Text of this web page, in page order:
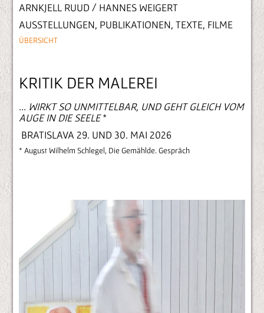
ARNKJELL RUUD / HANNES WEIGERT
AUSSTELLUNGEN, PUBLIKATIONEN, TEXTE, FILME
ÜBERSICHT
KRITIK DER MALEREI
... WIRKT SO UNMITTELBAR, UND GEHT GLEICH VOM
AUGE IN DIE SEELE*
BRATISLAVA 29. UND 30. MAI 2026
* August Wilhelm Schlegel, Die Gemählde. Gespräch